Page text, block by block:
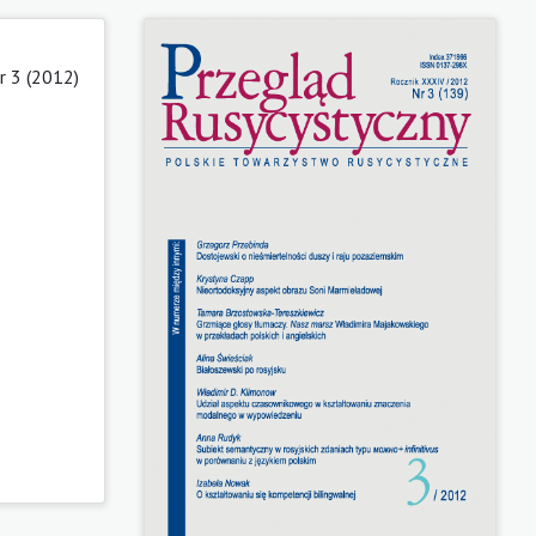
3 (2012)